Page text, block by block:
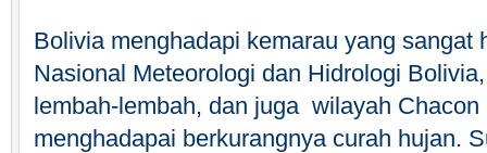
Bolivia menghadapi kemarau yang sangat
Nasional Meteorologi dan Hidrologi
lembah-lembah, dan juga wilayah Chacon
menghadapai berkurangnya curah hujan.